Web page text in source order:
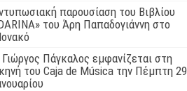
παρουσίαση του Βιβλίου
του Άρη Παπαδογιάννη στο
Πάγκαλος εμφανίζεται στη
του Caja de Música την Πέμπτη 29